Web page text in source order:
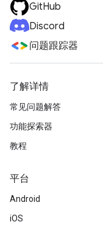
GitHub
Discord
问题跟踪器
了解详情
常见问题解答
功能探索器
教程
平台
Android
iOS